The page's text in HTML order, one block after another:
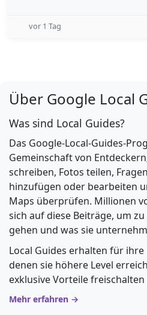
vor 1 Tag
Über Google Local
Was sind Local Guides?
Das Google-Local-Guides-
Gemeinschaft von
schreiben, Fotos teilen,
hinzufügen oder bearbeiten
Maps überprüfen. Millionen
sich auf diese Beiträge, um
gehen und was sie
Local Guides erhalten für
denen sie höhere Level
exklusive Vorteile
Mehr erfahren →